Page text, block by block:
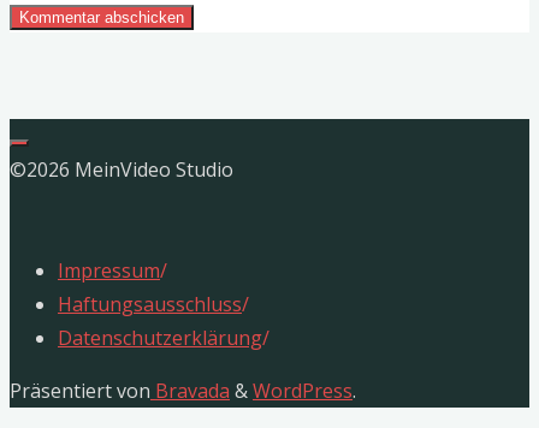
©2026 MeinVideo Studio
Impressum/
Haftungsausschluss/
Datenschutzerklärung/
Präsentiert von Bravada &WordPress.